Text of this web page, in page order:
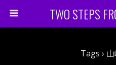
TWO STEPS
Tags ›